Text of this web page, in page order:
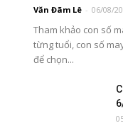
Văn Đãm Lê - 06/08/
Tham khảo con số
từng tuổi, con số
để chọn...